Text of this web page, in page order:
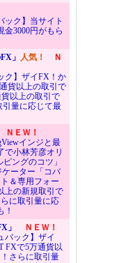
ック】当サイト
金3000円がもら
」 人気！
Ｎ
ク】ザイFX！か
貨以上の取引で
以上の取引で
引量に応じて最
ＮＥＷ！
インジと最
で小林芳彦オリ
ングのコツ」
ケーター「コバ
＆専用フォー
上の新規取引で
に取引量に応
！
」
ＮＥＷ！
バック】ザイ
FXで5万通貨以
さらに取引量